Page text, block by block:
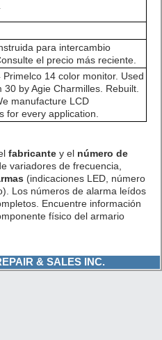
para intercambio
el precio más reciente.
Primelco 14 color monitor. Used
30 by Agie Charmilles. Rebuilt.
manufacture LCD
for every application.
fabricantey el número de
variadores de frecuencia,
(indicaciones LED, número
Los números de alarma leídos
Encuentre información
físico del armario
& SALES INC.